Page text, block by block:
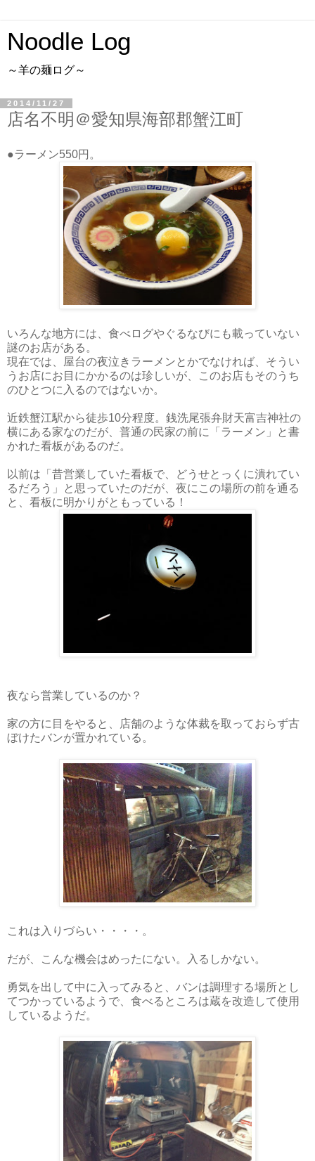
Noodle Log
～羊の麺ログ～
2014/11/27
店名不明＠愛知県海部郡蟹江町
●ラーメン550円。
いろんな地方には、食べログやぐるなびにも載っていない
謎のお店がある。
現在では、屋台の夜泣きラーメンとかでなければ、そうい
うお店にお目にかかるのは珍しいが、このお店もそのうち
のひとつに入るのではないか。
近鉄蟹江駅から徒歩10分程度。銭洗尾張弁財天富吉神社の
横にある家なのだが、普通の民家の前に「ラーメン」と書
かれた看板があるのだ。
以前は「昔営業していた看板で、どうせとっくに潰れてい
るだろう」と思っていたのだが、夜にこの場所の前を通る
と、看板に明かりがともっている！
夜なら営業しているのか？
家の方に目をやると、店舗のような体裁を取っておらず古
ぼけたバンが置かれている。
これは入りづらい・・・・。
だが、こんな機会はめったにない。入るしかない。
勇気を出して中に入ってみると、バンは調理する場所とし
てつかっているようで、食べるところは蔵を改造して使用
しているようだ。